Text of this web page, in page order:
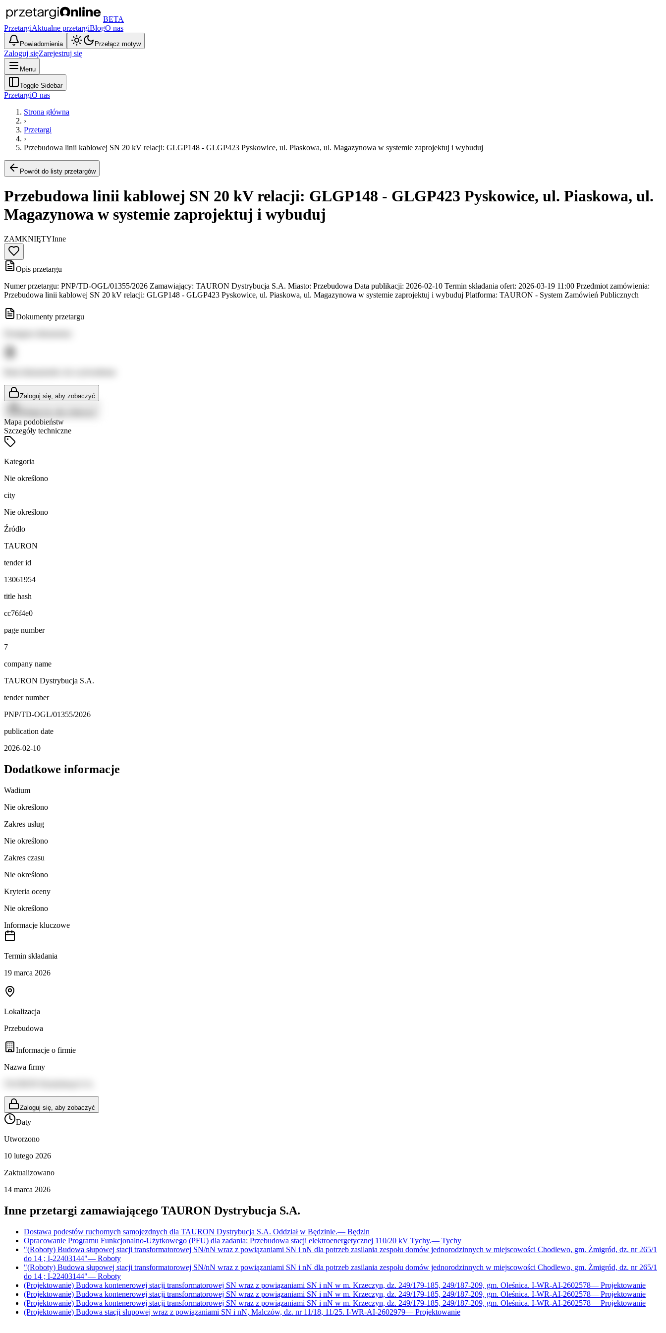
BETA
PrzetargiAktualne przetargiBlogO nas
Powiadomienia Przełącz motyw
Zaloguj sięZarejestruj się
Menu
Toggle Sidebar
PrzetargiO nas
Strona główna
›
Przetargi
›
Przebudowa linii kablowej SN 20 kV relacji: GLGP148 - GLGP423 Pyskowice, ul. Piaskowa, ul. Magazynowa w systemie zaprojektuj i wybuduj
Powrót do listy przetargów
Przebudowa linii kablowej SN 20 kV relacji: GLGP148 - GLGP423 Pyskowice, ul. Piaskowa, ul.
Magazynowa w systemie zaprojektuj i wybuduj
ZAMKNIĘTYInne
Opis przetargu
Numer przetargu: PNP/TD-OGL/01355/2026 Zamawiający: TAURON Dystrybucja S.A. Miasto: Przebudowa Data publikacji: 2026-02-10 Termin składania ofert: 2026-03-19 11:00 Przedmiot zamówienia:
Przebudowa linii kablowej SN 20 kV relacji: GLGP148 - GLGP423 Pyskowice, ul. Piaskowa, ul. Magazynowa w systemie zaprojektuj i wybuduj Platforma: TAURON - System Zamówień Publicznych
Dokumenty przetargu
Zaloguj się, aby zobaczyć
Mapa podobieństw
Szczegóły techniczne
Kategoria
Nie określono
city
Nie określono
Źródło
TAURON
tender id
13061954
title hash
cc76f4e0
page number
7
company name
TAURON Dystrybucja S.A.
tender number
PNP/TD-OGL/01355/2026
publication date
2026-02-10
Dodatkowe informacje
Wadium
Nie określono
Zakres usług
Nie określono
Zakres czasu
Nie określono
Kryteria oceny
Nie określono
Informacje kluczowe
Termin składania
19 marca 2026
Lokalizacja
Przebudowa
Informacje o firmie
Nazwa firmy
Zaloguj się, aby zobaczyć
Daty
Utworzono
10 lutego 2026
Zaktualizowano
14 marca 2026
Inne przetargi zamawiającego TAURON Dystrybucja S.A.
Dostawa podestów ruchomych samojezdnych dla TAURON Dystrybucja S.A. Oddział w Będzinie.— Będzin
Opracowanie Programu Funkcjonalno-Użytkowego (PFU) dla zadania: Przebudowa stacji elektroenergetycznej 110/20 kV Tychy.— Tychy
"(Roboty) Budowa słupowej stacji transformatorowej SN/nN wraz z powiązaniami SN i nN dla potrzeb zasilania zespołu domów jednorodzinnych w miejscowości Chodlewo, gm. Żmigród, dz. nr 265/1
do 14 ; I-22403144"— Roboty
"(Roboty) Budowa słupowej stacji transformatorowej SN/nN wraz z powiązaniami SN i nN dla potrzeb zasilania zespołu domów jednorodzinnych w miejscowości Chodlewo, gm. Żmigród, dz. nr 265/1
do 14 ; I-22403144"— Roboty
(Projektowanie) Budowa kontenerowej stacji transformatorowej SN wraz z powiązaniami SN i nN w m. Krzeczyn, dz. 249/179-185, 249/187-209, gm. Oleśnica. I-WR-AI-2602578— Projektowanie
(Projektowanie) Budowa kontenerowej stacji transformatorowej SN wraz z powiązaniami SN i nN w m. Krzeczyn, dz. 249/179-185, 249/187-209, gm. Oleśnica. I-WR-AI-2602578— Projektowanie
(Projektowanie) Budowa kontenerowej stacji transformatorowej SN wraz z powiązaniami SN i nN w m. Krzeczyn, dz. 249/179-185, 249/187-209, gm. Oleśnica. I-WR-AI-2602578— Projektowanie
(Projektowanie) Budowa stacji słupowej wraz z powiązaniami SN i nN, Malczów, dz. nr 11/18, 11/25. I-WR-AI-2602979— Projektowanie